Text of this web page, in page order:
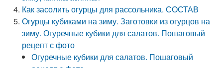
Как засолить огурцы для рассольника. СОСТАВ
Огурцы кубиками на зиму. Заготовки из огурцов на
зиму. Огуречные кубики для салатов. Пошаговый
рецепт с фото
Огуречные кубики для салатов. Пошаговый